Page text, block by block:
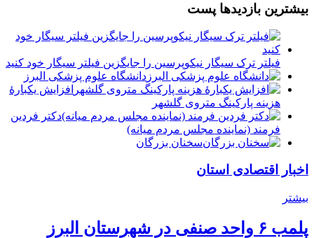
بیشترین بازدیدها پست
فیلتر ترک سیگار نیکوپرسین را جایگزین فیلتر سیگار خود کنید
دانشگاه علوم پزشکی البرز
افزایش یکبارۀ
هزینه پارکینگ متروی گلشهر
دكتر فردين
فرمند (نماينده مجلس مردم میانه)
سخنان بزرگان
اخبار اقتصادی استان
بیشتر
پلمب ۶ واحد صنفی در شهرستان البرز